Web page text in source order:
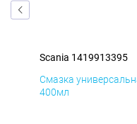
Scania 1419913395
Смазка
400мл